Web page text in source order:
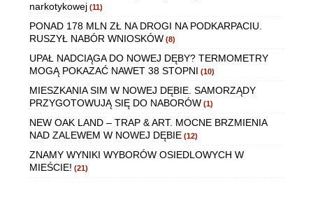
narkotykowej (11)
PONAD 178 MLN ZŁ NA DROGI NA PODKARPACIU.
RUSZYŁ NABÓR WNIOSKÓW (8)
UPAŁ NADCIĄGA DO NOWEJ DĘBY? TERMOMETRY
MOGĄ POKAZAĆ NAWET 38 STOPNI (10)
MIESZKANIA SIM W NOWEJ DĘBIE. SAMORZĄDY
PRZYGOTOWUJĄ SIĘ DO NABORÓW (1)
NEW OAK LAND – TRAP & ART. MOCNE BRZMIENIA
NAD ZALEWEM W NOWEJ DĘBIE (12)
ZNAMY WYNIKI WYBORÓW OSIEDLOWYCH W
MIEŚCIE! (21)